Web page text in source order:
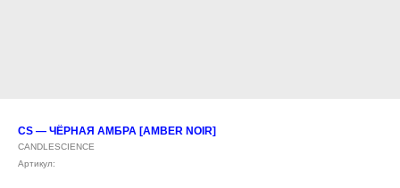
CS — ЧЁРНАЯ АМБРА [AMBER NOIR]
CANDLESCIENCE
Артикул: